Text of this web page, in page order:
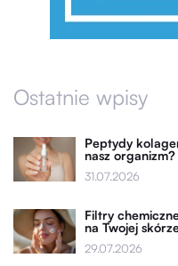
Ostatnie wpisy
Peptydy
nasz organizm?
31.07.2026
Filtry
na Twojej
29.07.2026